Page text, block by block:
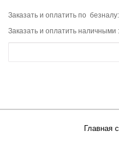
Заказать и оплатить по
Заказать и оплатить наличными
Главная